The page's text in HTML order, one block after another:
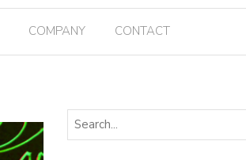
COMPANY CONTACT